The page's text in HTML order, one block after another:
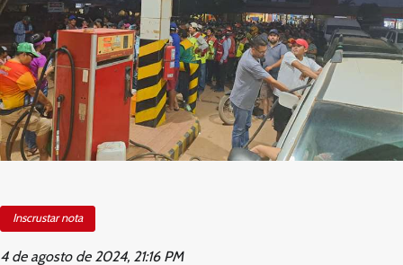
Inscrustar nota
4 de agosto de 2024, 21:16 PM